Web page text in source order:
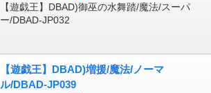
【遊戯王】DBAD)御巫の水舞踏/魔法/スーパ
ー/DBAD-JP032
【遊戯王】DBAD)増援/魔法/ノーマ
ル/DBAD-JP039